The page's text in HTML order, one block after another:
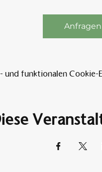
Anfragen
funktionalen Cookie-